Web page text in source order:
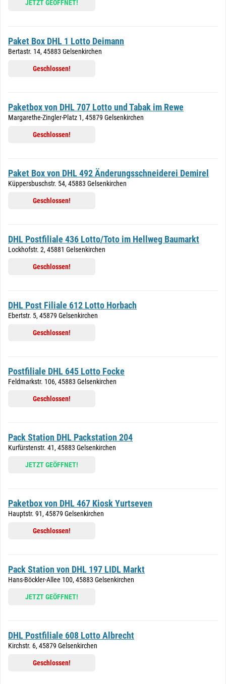
JETZT GEÖFFNET!
Paket Box DHL 1 Lotto Deimann
Bertastr. 14, 45883 Gelsenkirchen
Geschlossen!
Paketbox von DHL 707 Lotto und Tabak im Rewe
Margarethe-Zingler-Platz 1, 45879 Gelsenkirchen
Geschlossen!
Paket Box von DHL 492 Änderungsschneiderei Demirel
Küppersbuschstr. 54, 45883 Gelsenkirchen
Geschlossen!
DHL Postfiliale 436 Lotto/Toto im Hellweg Baumarkt
Lockhofstr. 2, 45881 Gelsenkirchen
Geschlossen!
DHL Post Filiale 612 Lotto Horbach
Ebertstr. 5, 45879 Gelsenkirchen
Geschlossen!
Postfiliale DHL 645 Lotto Focke
Feldmarkstr. 106, 45883 Gelsenkirchen
Geschlossen!
Pack Station DHL Packstation 204
Kurfürstenstr. 41, 45883 Gelsenkirchen
JETZT GEÖFFNET!
Paketbox von DHL 467 Kiosk Yurtseven
Hauptstr. 91, 45879 Gelsenkirchen
Geschlossen!
Pack Station von DHL 197 LIDL Markt
Hans-Böckler-Allee 100, 45883 Gelsenkirchen
JETZT GEÖFFNET!
DHL Postfiliale 608 Lotto Albrecht
Kirchstr. 6, 45879 Gelsenkirchen
Geschlossen!